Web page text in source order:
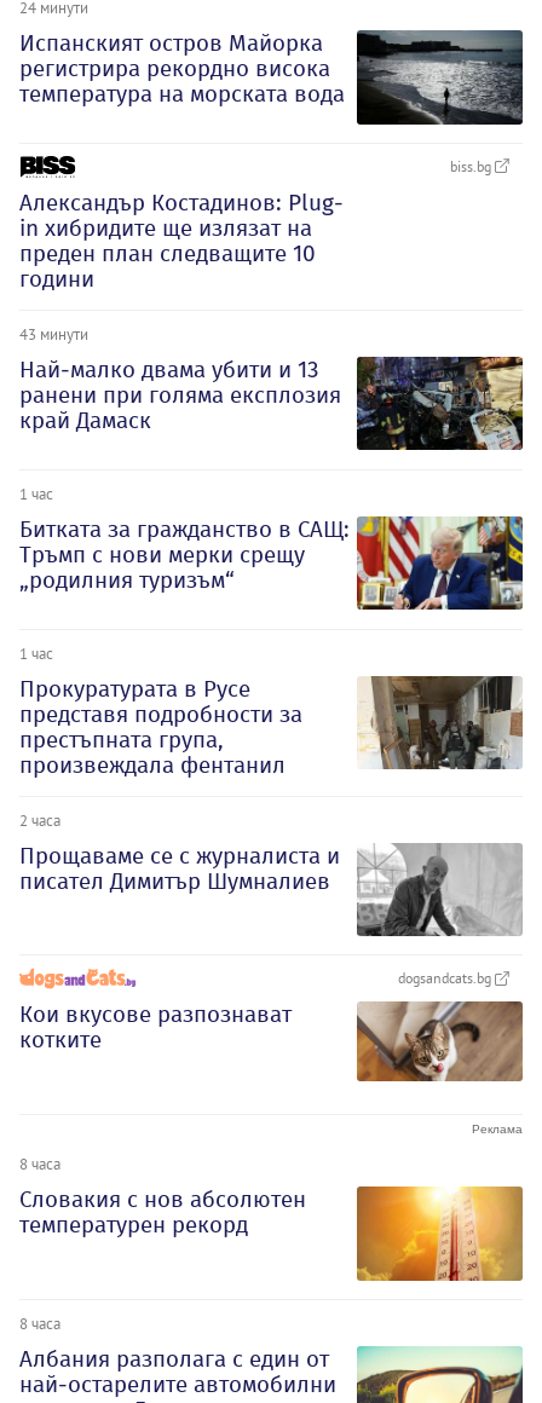
24 минути
Испанският остров Майорка
регистрира рекордно висока
температура на морската вода
biss.bg
Александър Костадинов: Plug-
in хибридите ще излязат на
преден план следващите 10
години
43 минути
Най-малко двама убити и 13
ранени при голяма експлозия
край Дамаск
1 час
Битката за гражданство в САЩ:
Тръмп с нови мерки срещу
„родилния туризъм“
1 час
Прокуратурата в Русе
представя подробности за
престъпната група,
произвеждала фентанил
2 часа
Прощаваме се с журналиста и
писател Димитър Шумналиев
dogsandcats.bg
Кои вкусове разпознават
котките
8 часа
Словакия с нов абсолютен
температурен рекорд
8 часа
Албания разполага с един от
най-остарелите автомобилни